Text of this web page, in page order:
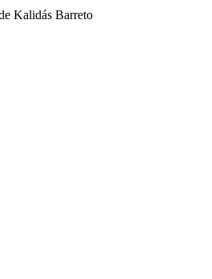
Kalidás Barreto